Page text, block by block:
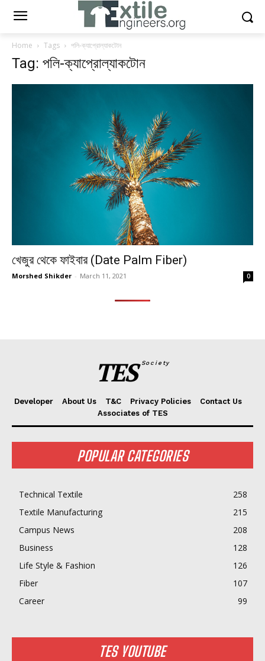
Home Tags পলি-ক্যাপ্রোল্যাকটোন
Tag: পলি-ক্যাপ্রোল্যাকটোন
খেজুর থেকে ফাইবার (Date Palm Fiber)
Morshed Shikder - March 11, 2021 0
TES Society
Developer About Us T&C Privacy Policies
Contact Us
Associates of TES
POPULAR CATEGORIES
Technical Textile
258
Textile Manufacturing
215
Campus News
208
Business
128
Life Style & Fashion
126
Fiber
107
Career
99
TES YOUTUBE